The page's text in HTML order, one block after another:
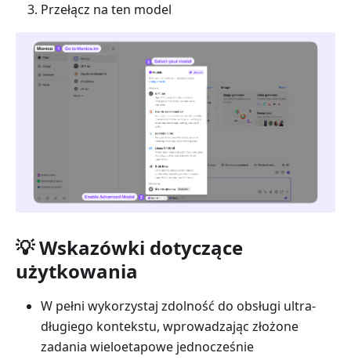
Przełącz na ten model
💡 Wskazówki dotyczące
użytkowania
W pełni wykorzystaj zdolność do obsługi ultra-
długiego kontekstu, wprowadzając złożone
zadania wieloetapowe jednocześnie